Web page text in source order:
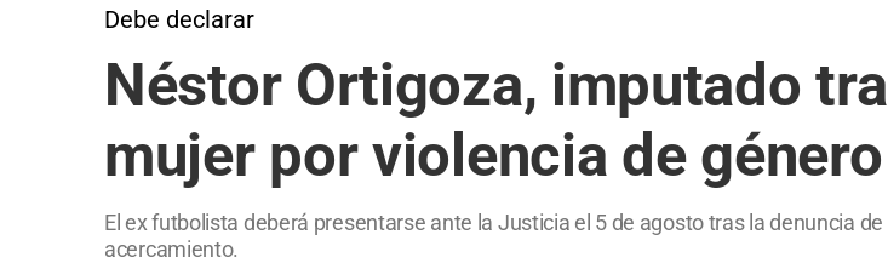
Debe declarar
Néstor Ortigoza, imputado
mujer por violencia de género
El ex futbolista deberá presentarse ante la Justicia el 5 de agosto tras la denuncia
acercamiento.